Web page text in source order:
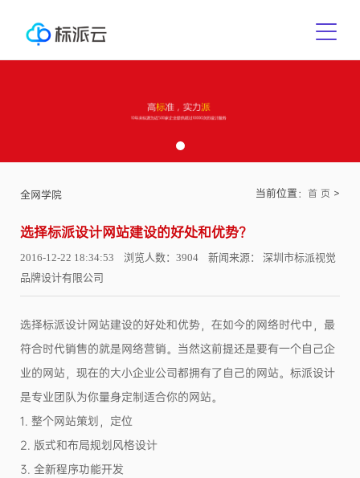
全网学院 当前位置： 首 页 >
​选择标派设计网站建设的好处和优势？
2016-12-22 18:34:53 浏览人数：3904 新闻来源： 深圳市标派视觉
品牌设计有限公司
选择标派设计网站建设的好处和优势，在如今的网络时代中，最
符合时代销售的就是网络营销。当然这前提还是要有一个自己企
业的网站，现在的大小企业公司都拥有了自己的网站。标派设计
是专业团队为你量身定制适合你的网站。
1. 整个网站策划，定位
2. 版式和布局规划风格设计
3. 全新程序功能开发